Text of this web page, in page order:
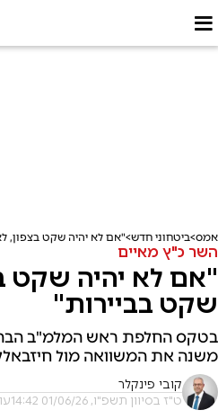
אמס ביטחוני חדש "אם לא יהיה שקט בצפון,
השר כ"ץ מאיים
"אם לא יהיה שקט
שקט בביירות"
בטקס החלפת ראש המלמ"ב
משנה את המשוואה מול
קובי פינקלר
ט"ז בסיוון תשפ"ו, 01/06/26 14:42